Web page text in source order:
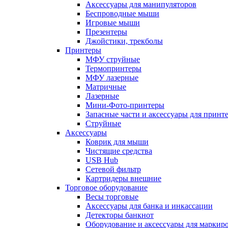
Аксессуары для манипуляторов
Беспроводные мыши
Игровые мыши
Презентеры
Джойстики, трекболы
Принтеры
МФУ струйные
Термопринтеры
МФУ лазерные
Матричные
Лазерные
Мини-Фото-принтеры
Запасные части и аксессуары для
Струйные
Аксессуары
Коврик для мыши
Чистящие средства
USB Hub
Сетевой фильтр
Картридеры внешние
Торговое оборудование
Весы торговые
Аксессуары для банка и инкассации
Детекторы банкнот
Оборудование и аксессуары для